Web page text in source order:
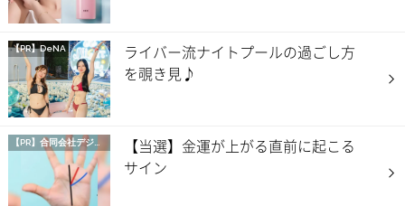
【PR】DeNA
ライバー流ナイトプールの過ごし方
を覗き見♪
【PR】 合同会社デジタルファーム
【当選】金運が上がる直前に起こる
サイン